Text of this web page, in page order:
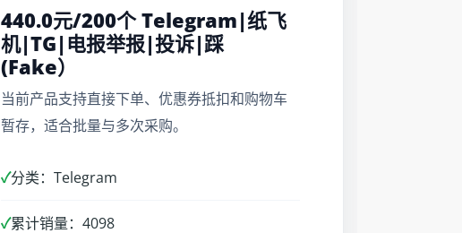
440.0元/200个 Telegram|纸飞
机|TG|电报举报|投诉|踩
(Fake）
当前产品支持直接下单、优惠券抵扣和购物车
暂存，适合批量与多次采购。
✓分类：Telegram
✓累计销量：4098